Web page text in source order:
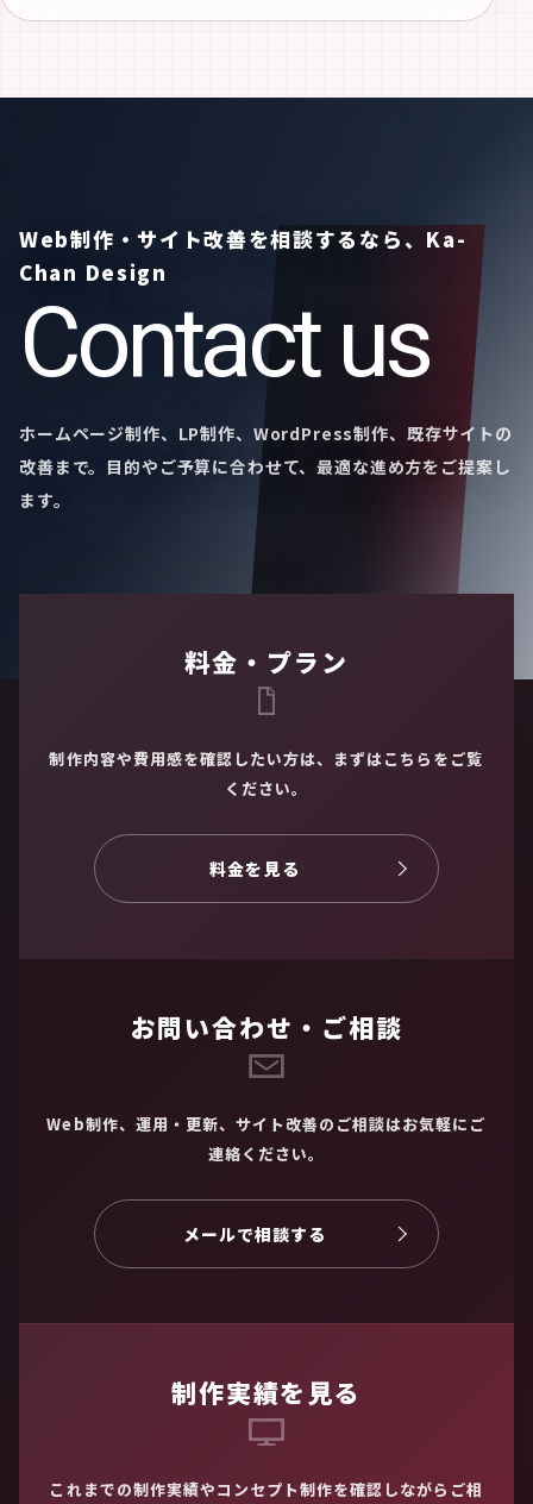
Web制作・サイト改善を相談するなら、Ka-
Chan Design
Contact us
ホームページ制作、LP制作、WordPress制作、既存サイトの
改善まで。目的やご予算に合わせて、最適な進め方をご提案し
ます。
料金・プラン
制作内容や費用感を確認したい方は、まずはこちらをご覧
ください。
料金を見る
お問い合わせ・ご相談
Web制作、運用・更新、サイト改善のご相談はお気軽にご
連絡ください。
メールで相談する
制作実績を見る
これまでの制作実績やコンセプト制作を確認しながらご相